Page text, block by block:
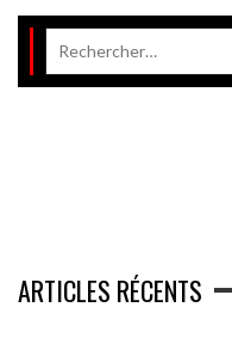
ARTICLES RÉCENTS